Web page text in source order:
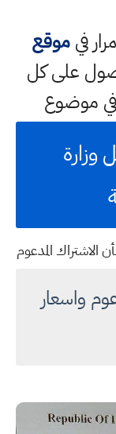
فيموقع
على كل
موضوع
وزارة
الاشتراك المدعوم
واسعار